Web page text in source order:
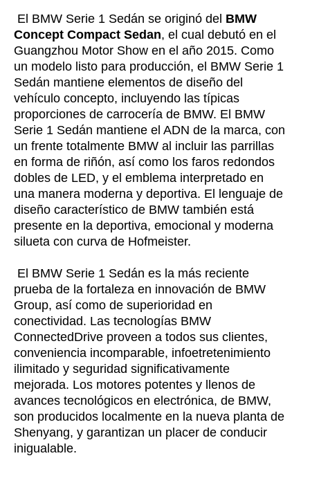
El BMW Serie 1 Sedán se originó del BMW
Concept Compact Sedan, el cual debutó en el
Guangzhou Motor Show en el año 2015. Como
un modelo listo para producción, el BMW Serie 1
Sedán mantiene elementos de diseño del
vehículo concepto, incluyendo las típicas
proporciones de carrocería de BMW. El BMW
Serie 1 Sedán mantiene el ADN de la marca, con
un frente totalmente BMW al incluir las parrillas
en forma de riñón, así como los faros redondos
dobles de LED, y el emblema interpretado en
una manera moderna y deportiva. El lenguaje de
diseño característico de BMW también está
presente en la deportiva, emocional y moderna
silueta con curva de Hofmeister.
El BMW Serie 1 Sedán es la más reciente
prueba de la fortaleza en innovación de BMW
Group, así como de superioridad en
conectividad. Las tecnologías BMW
ConnectedDrive proveen a todos sus clientes,
conveniencia incomparable, infoetretenimiento
ilimitado y seguridad significativamente
mejorada. Los motores potentes y llenos de
avances tecnológicos en electrónica, de BMW,
son producidos localmente en la nueva planta de
Shenyang, y garantizan un placer de conducir
inigualable.